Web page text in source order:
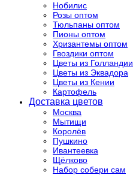
Нобилис
Розы оптом
Тюльпаны оптом
Пионы оптом
Хризантемы оптом
Гвоздики оптом
Цветы из Голландии
Цветы из Эквадора
Цветы из Кении
Картофель
Доставка цветов
Москва
Мытищи
Королёв
Пушкино
Ивантеевка
Щёлково
Набор собери сам